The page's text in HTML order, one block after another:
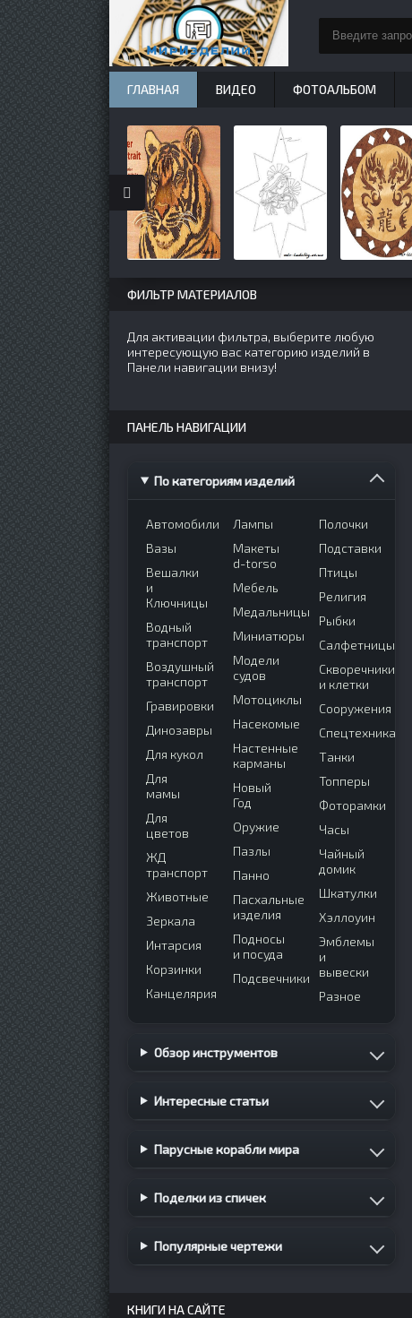
ФИЛЬТР МАТЕРИАЛОВ
Для активации фильтра, выберите любую
интересующую вас категорию изделий в
Панели навигации внизу!
ПАНЕЛЬ НАВИГАЦИИ
По категориям изделий
Автомобили
Вазы
Вешалки
и
Ключницы
Водный
транспорт
Воздушный
транспорт
Гравировки
Динозавры
Для кукол
Для
мамы
Для
цветов
ЖД
транспорт
Животные
Зеркала
Интарсия
Корзинки
Канцелярия
Лампы
Макеты
d-torso
Мебель
Медальницы
Миниатюры
Модели
судов
Мотоциклы
Насекомые
Настенные
карманы
Новый
Год
Оружие
Пазлы
Панно
Пасхальные
изделия
Подносы
и посуда
Подсвечники
Полочки
Подставки
Птицы
Религия
Рыбки
Салфетницы
Скворечники
и клетки
Сооружения
Спецтехника
Танки
Топперы
Фоторамки
Часы
Чайный
домик
Шкатулки
Хэллоуин
Эмблемы
и
вывески
Разное
Обзор инструментов
Интересные статьи
Парусные корабли мира
Поделки из спичек
Популярные чертежи
КНИГИ НА САЙТЕ
ГЛАВНАЯ ВИДЕО ФОТОАЛЬБОМ